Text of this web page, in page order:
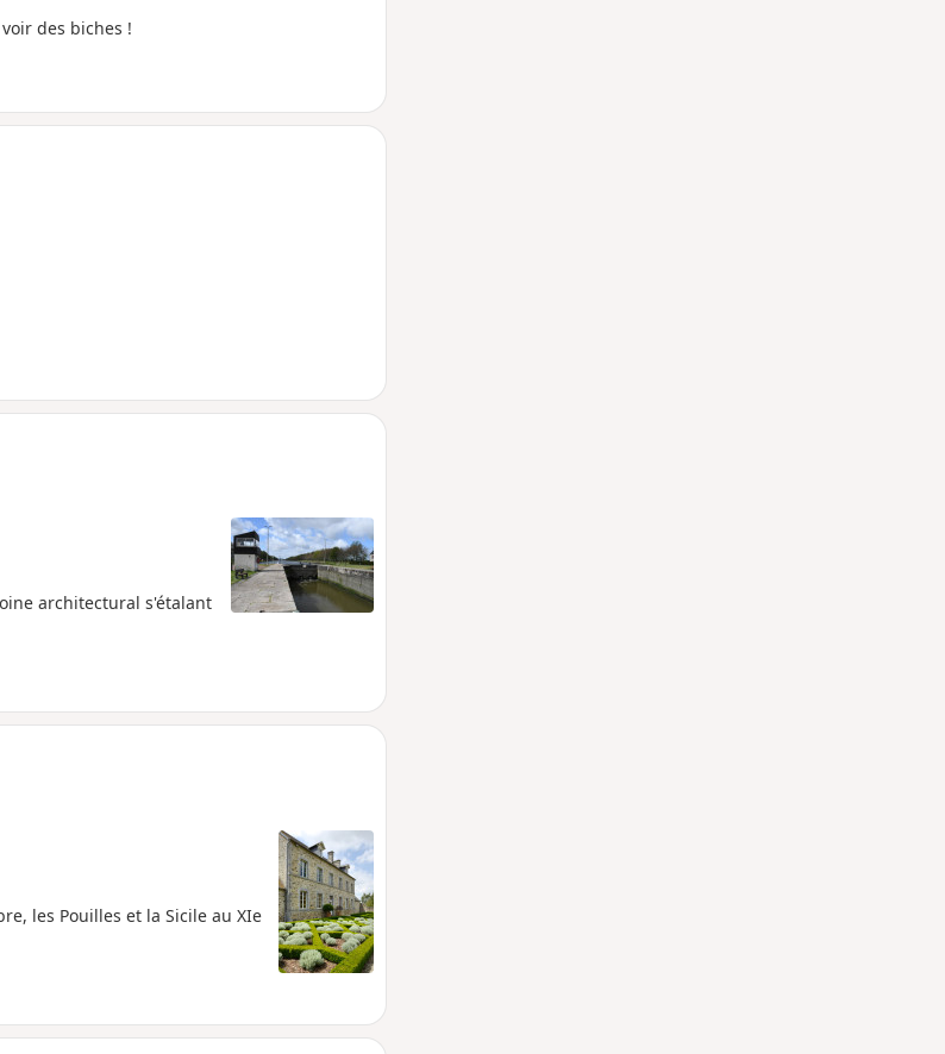
des biches !
architectural s'étalant
les Pouilles et la Sicile au XIe